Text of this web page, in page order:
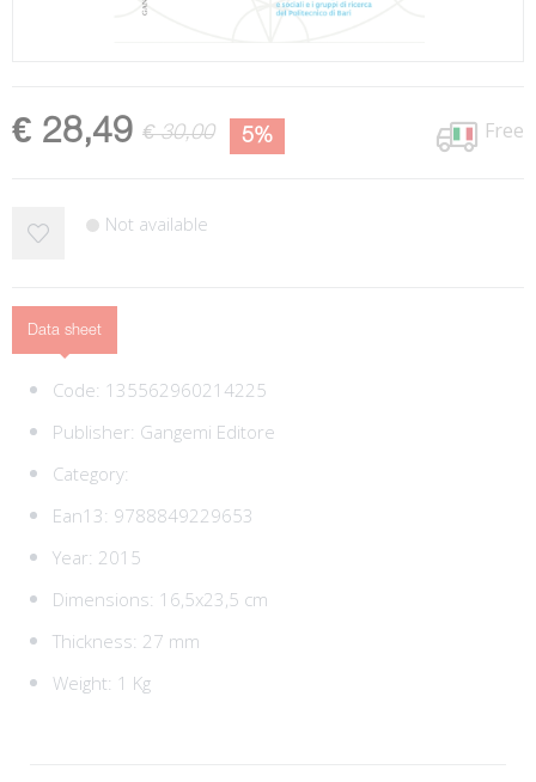
€ 28,49 € 30,00 5% Free
Not available
Data sheet
Code: 135562960214225
Publisher: Gangemi Editore
Category:
Ean13: 9788849229653
Year: 2015
Dimensions: 16,5x23,5 cm
Thickness: 27 mm
Weight: 1 Kg